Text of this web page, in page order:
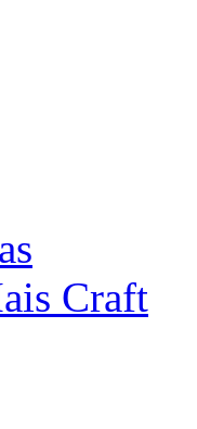
Craft